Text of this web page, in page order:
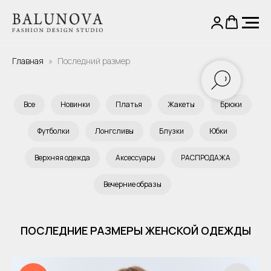
Главная Последний размер
Все Новинки Платья Жакеты Брюки
Футболки Лонгсливы Блузки Юбки
Верхняя одежда Аксессуары РАСПРОДАЖА
Вечерние образы
ПОСЛЕДНИЕ РАЗМЕРЫ ЖЕНСКОЙ ОДЕЖДЫ